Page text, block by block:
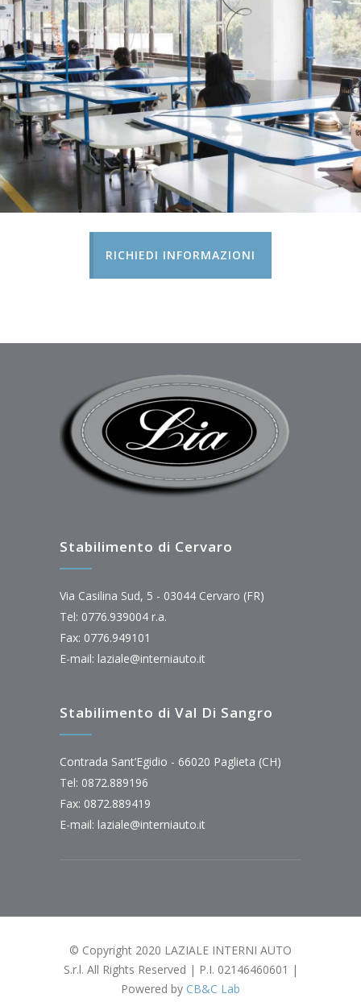
RICHIEDI INFORMAZIONI
Stabilimento di Cervaro
Via Casilina Sud, 5 - 03044 Cervaro (FR)
Tel: 0776.939004 r.a.
Fax: 0776.949101
E-mail: laziale@interniauto.it
Stabilimento di Val Di Sangro
Contrada Sant’Egidio - 66020 Paglieta (CH)
Tel: 0872.889196
Fax: 0872.889419
E-mail: laziale@interniauto.it
© Copyright 2020 LAZIALE INTERNI AUTO
S.r.l. All Rights Reserved | P.I. 02146460601 |
Powered by CB&C Lab